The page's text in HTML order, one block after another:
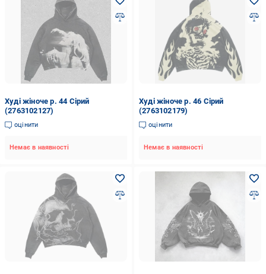
Худі жіноче р. 44 Сірий
(2763102127)
оцінити
Немає в наявності
Худі жіноче р. 46 Сірий
(2763102179)
оцінити
Немає в наявності